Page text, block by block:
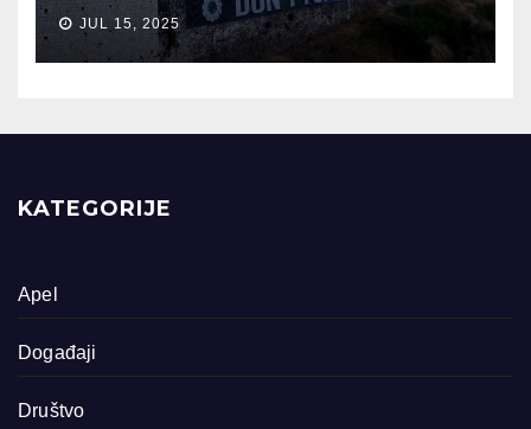
JUL 15, 2025
KATEGORIJE
Apel
Događaji
Društvo